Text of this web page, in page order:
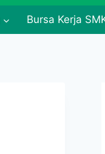
Bursa Kerja